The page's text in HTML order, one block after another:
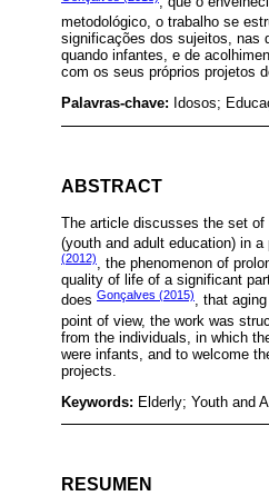
metodológico, o trabalho se
significações dos sujeitos, nas
quando infantes, e de
com os seus próprios projetos
Palavras-chave: Idosos;
ABSTRACT
The article discusses the set
(youth and adult education) in
(2012), the phenomenon of
quality of life of a significant
does Gonçalves (2015), that
point of view, the work was
from the individuals, in which
were infants, and to welcome
projects.
Keywords: Elderly; Youth and
RESUMEN